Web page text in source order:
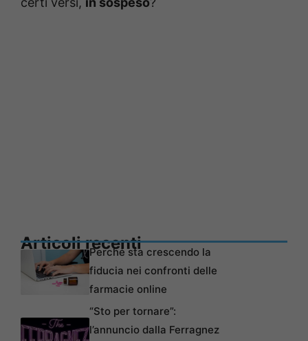
Articoli recentiPerché sta crescendo la
fiducia nei confronti delle
farmacie online
“Sto per tornare”:
l’annuncio dalla Ferragnez